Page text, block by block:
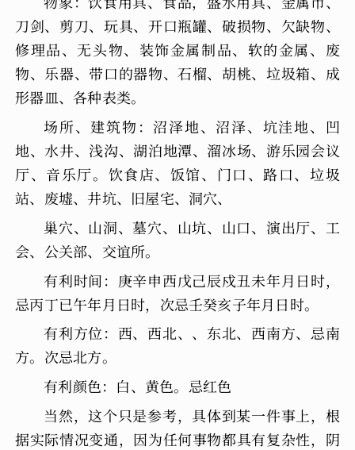
刀剑、剪刀、玩具、开口瓶罐、破损物、欠缺物、
修理品、无头物、装饰金属制品、软的金属、废
物、乐器、带口的器物、石榴、胡桃、垃圾箱、成
形器皿、各种表类。
场所、建筑物：沼泽地、沼泽、坑洼地、凹
地、水井、浅沟、湖泊地潭、溜冰场、游乐园会议
厅、音乐厅。饮食店、饭馆、门口、路口、垃圾
站、废墟、井坑、旧屋宅、洞穴、
巢穴、山洞、墓穴、山坑、山口、演出厅、工
会、公关部、交谊所。
有利时间：庚辛申西戊己辰戍丑未年月日时，
忌丙丁已午年月日时，次忌壬癸亥子年月日时。
有利方位：西、西北、、东北、西南方、忌南
方。次忌北方。
有利颜色：白、黄色。忌红色
当然，这个只是参考，具体到某一件事上，根
据实际情况变通，因为任何事物都具有复杂性，阴